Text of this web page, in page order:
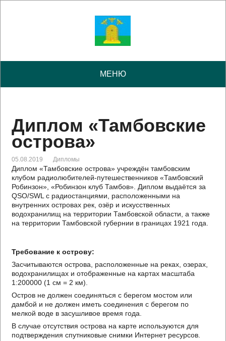
МЕНЮ
Диплом «Тамбовские
острова»
05.08.2019 Дипломы
Диплом «Тамбовские острова» учреждён тамбовским
клубом радиолюбителей-путешественников «Тамбовский
Робинзон», «Робинзон клуб Тамбов». Диплом выдаётся за
QSO/SWL с радиостанциями, расположенными на
внутренних островах рек, озёр и искусственных
водохранилищ на территории Тамбовской области, а также
на территории Тамбовской губернии в границах 1921 года.
Требование к острову:
Засчитываются острова, расположенные на реках, озерах,
водохранилищах и отображенные на картах масштаба
1:200000 (1 см = 2 км).
Остров не должен соединяться с берегом мостом или
дамбой и не должен иметь соединения с берегом по
мелкой воде в засушливое время года.
В случае отсутствия острова на карте используются для
подтверждения спутниковые снимки Интернет ресурсов.